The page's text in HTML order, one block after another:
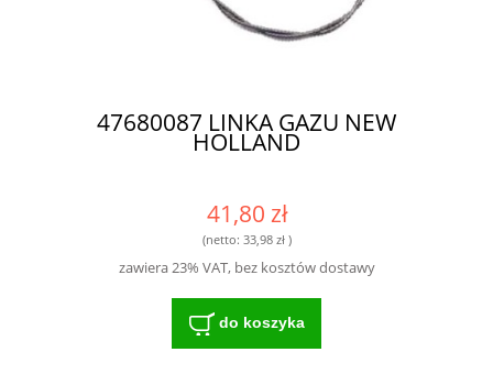
47680087 LINKA GAZU NEW
HOLLAND
41,80 zł
(netto: 33,98 zł)
zawiera 23% VAT, bez kosztów dostawy
do koszyka